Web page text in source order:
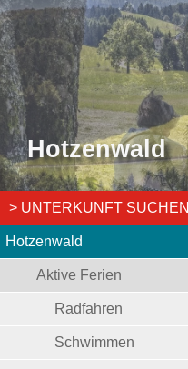
Hotzenwald
Hotzenwald
> UNTERKUNFT SUCHEN
Hotzenwald
Aktive Ferien
Radfahren
Schwimmen